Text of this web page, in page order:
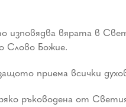
вярата в
Слово Божие.
приема всички
ръководена от